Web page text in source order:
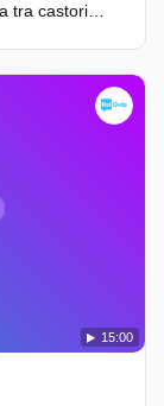
tra castori…
15:00